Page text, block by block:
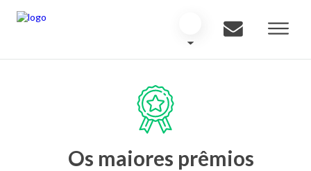
Os maiores prêmios